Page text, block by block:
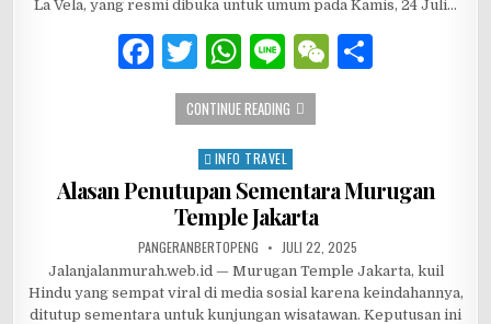
La Vela, yang resmi dibuka untuk umum pada Kamis, 24 Juli…
F
a
c
b
o
o
k
T
w
it
te
r
W
h
at
s
A
p
p
Li
n
e
W
at
CONTINUE READING LA VELA GREEN LAKE CITY,
Posted in
INFO TRAVEL
Alasan Penutupan Sementara Murugan
Temple Jakarta
AUTHOR:
PANGERANBERTOPENG PUBLISHED DATE:
JULI 22, 2025
Jalanjalanmurah.web.id — Murugan Temple Jakarta, kuil
Hindu yang sempat viral di media sosial karena keindahannya,
ditutup sementara untuk kunjungan wisatawan. Keputusan ini